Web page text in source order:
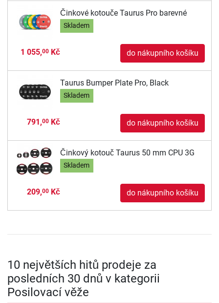
Činkové kotouče Taurus Pro barevné
Skladem
1 055,00Kč do nákupního košíku
Taurus Bumper Plate Pro, Black
Skladem
791,00Kč do nákupního košíku
Činkový kotouč Taurus 50 mm CPU 3G
Skladem
209,00Kč do nákupního košíku
10 největších hitů prodeje za
posledních 30 dnů v kategorii
Posilovací věže